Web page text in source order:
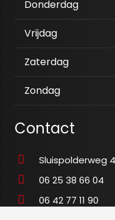
Donderdag
Vrijdag
Zaterdag
Zondag
Contact
Sluispolderweg
06 25 38 66 04
06 42 77 11 90